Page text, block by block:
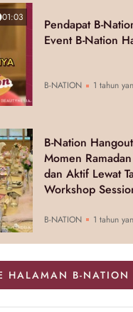
01:03
Pendapat B-
Event B-Nation
B-NATION 1 tahun
B-Nation
Momen
dan Aktif Lewat
Workshop
B-NATION 1 tahun
HALAMAN B-NATION